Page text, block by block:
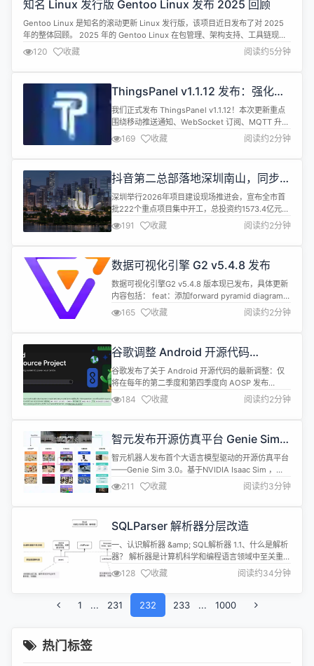
如，MCN机构必须加强对主播的招募与培训管理，
而直播间运营者则需建立完善的身份核...
知名 Linux 发行版 Gentoo Linux 发布 2025 回顾
Gentoo Linux 是知名的滚动更新 Linux 发行版，该项目近日发布了对 2025
年的整体回顾。 2025 年的 Gentoo Linux 在包管理、架构支持、工具链现代
化、社区贡献与基础设施建设等方面都有显著进展。二进制包覆盖扩大与新平
台支持降低了入门门槛，同时保持 Gentoo 一贯的高度可定制与透明开发模
式。 值得一提的事，Gentoo 开...
120 收藏 阅读约5分钟
ThingsPanel v1.1.12 发布：强化实
时监控与消息推送能力
我们正式发布 ThingsPanel v1.1.12！本次更新重点
围绕移动推送通知、WebSocket 订阅、MQTT 升级
等方向进行全面强化，为设备监控、用户通知与系统
性能带来显著提升。 ✨ 新功能 移动推送通知系统：
支持APP消息推送、成员通知管理 用户选择器API：
阅：实时设备在线状态订阅，支持批量...
169 收藏 阅读约2分钟
抖音第二总部落地深圳南山，同步建
设字节跳动 AI lab 研究中心
深圳举行2026年项目建设现场推进会，宣布全市首
批222个重点项目集中开工，总投资约1573.4亿元。
其中，南山区首批项目30个，项目总投资约309.9亿
元，居全市各区首位，涉及产业、基础设施、社会民
生等多个领域。产业项目中，“泛视频类科技研发总
部”项目位于南山区粤海街道，将打造大湾区泛视频
类，研发产业集群...
191 收藏 阅读约2分钟
数据可视化引擎 G2 v5.4.8 发布
数据可视化引擎G2 v5.4.8 版本现已发布，具体更新
内容包括： feat：添加forward pyramid diagram
#7232 docs：更新文档#7235 fix：滚动条默认情况
下不应启用自适应过滤#7238 fix：交互元素悬停缩
放#7236 docs：更新 event 文档#7239 docs：添
165 收藏 阅读约2分钟
谷歌调整 Android 开源代码
（AOSP）发布节奏，从每年四次改
为仅两次
谷歌发布了关于 Android 开源代码的最新调整：仅
将在每年的第二季度和第四季度向 AOSP 发布
Android 源代码。 AOSP 官网写道： 自 2026 年
起，为了与我们稳定的主干开发模式保持一致，并确
保生态系统的平台稳定性，我们将在第二季度和第四
代码，我们建议使用 android-late...
184 收藏 阅读约2分钟
智元发布开源仿真平台 Genie Sim
3.0
智元机器人发布首个大语言模型驱动的开源仿真平台
——Genie Sim 3.0。基于NVIDIA Isaac Sim ，
Genie Sim 3.0融合三维重建与视觉生成，打造数字
孪生级的高保真环境；首创大语言模型驱动的场景泛
化技术，让万级场景的生成只需几分钟。 精准重建：
RGB、360° LiDAR点云与厘米...
211 收藏 阅读约3分钟
SQLParser 解析器分层改造
一、认识解析器 &amp; SQL解析器 1.1、什么是解析
器？ 解析器是计算机科学和编程语言领域中至关重要
的工具，其核心作用是将人类可理解的 “形式化语言”
（如代码、数据格式、表达式等）转换为机器可处理
的结构，从而实现信息的解析、验证和后续处理。我
们需要解析器的原因可以从多个维度来理解。 人类使
用的语言（无论是编程语言如 Python、数据格式如
128 收藏 阅读约34分钟
1 ... 231 232 233 ... 1000
热门标签